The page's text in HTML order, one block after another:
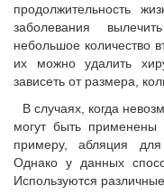
продолжительность
заболевания
небольшое количество
их можно удалить
зависеть от размера,
В случаях, когда
могут быть применены
примеру, абляция
Однако у данных
Используются